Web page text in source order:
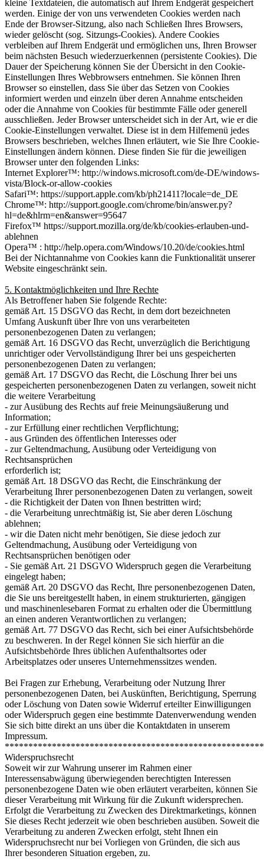
kleine Textdateien, die automatisch auf Ihrem Endgerät gespeichert
werden. Einige der von uns verwendeten Cookies werden nach
Ende der Browser-Sitzung, also nach Schließen Ihres Browsers,
wieder gelöscht (sog. Sitzungs-Cookies). Andere Cookies
verbleiben auf Ihrem Endgerät und ermöglichen uns, Ihren Browser
beim nächsten Besuch wiederzuerkennen (persistente Cookies). Die
Dauer der Speicherung können Sie der Übersicht in den Cookie-
Einstellungen Ihres Webbrowsers entnehmen. Sie können Ihren
Browser so einstellen, dass Sie über das Setzen von Cookies
informiert werden und einzeln über deren Annahme entscheiden
oder die Annahme von Cookies für bestimmte Fälle oder generell
ausschließen. Jeder Browser unterscheidet sich in der Art, wie er die
Cookie-Einstellungen verwaltet. Diese ist in dem Hilfemenü jedes
Browsers beschrieben, welches Ihnen erläutert, wie Sie Ihre Cookie-
Einstellungen ändern können. Diese finden Sie für die jeweiligen
Browser unter den folgenden Links:
Internet Explorer™: http://windows.microsoft.com/de-DE/windows-
vista/Block-or-allow-cookies
Safari™: https://support.apple.com/kb/ph21411?locale=de_DE
Chrome™: http://support.google.com/chrome/bin/answer.py?
hl=de&hlrm=en&answer=95647
Firefox™ https://support.mozilla.org/de/kb/cookies-erlauben-und-
ablehnen
Opera™ : http://help.opera.com/Windows/10.20/de/cookies.html
Bei der Nichtannahme von Cookies kann die Funktionalität unserer
Website eingeschränkt sein.
5. Kontaktmöglichkeiten und Ihre Rechte
Als Betroffener haben Sie folgende Rechte:
gemäß Art. 15 DSGVO das Recht, in dem dort bezeichneten
Umfang Auskunft über Ihre von uns verarbeiteten
personenbezogenen Daten zu verlangen;
gemäß Art. 16 DSGVO das Recht, unverzüglich die Berichtigung
unrichtiger oder Vervollständigung Ihrer bei uns gespeicherten
personenbezogenen Daten zu verlangen;
gemäß Art. 17 DSGVO das Recht, die Löschung Ihrer bei uns
gespeicherten personenbezogenen Daten zu verlangen, soweit nicht
die weitere Verarbeitung
- zur Ausübung des Rechts auf freie Meinungsäußerung und
Information;
- zur Erfüllung einer rechtlichen Verpflichtung;
- aus Gründen des öffentlichen Interesses oder
- zur Geltendmachung, Ausübung oder Verteidigung von
Rechtsansprüchen
erforderlich ist;
gemäß Art. 18 DSGVO das Recht, die Einschränkung der
Verarbeitung Ihrer personenbezogenen Daten zu verlangen, soweit
- die Richtigkeit der Daten von Ihnen bestritten wird;
- die Verarbeitung unrechtmäßig ist, Sie aber deren Löschung
ablehnen;
- wir die Daten nicht mehr benötigen, Sie diese jedoch zur
Geltendmachung, Ausübung oder Verteidigung von
Rechtsansprüchen benötigen oder
- Sie gemäß Art. 21 DSGVO Widerspruch gegen die Verarbeitung
eingelegt haben;
gemäß Art. 20 DSGVO das Recht, Ihre personenbezogenen Daten,
die Sie uns bereitgestellt haben, in einem strukturierten, gängigen
und maschinenlesebaren Format zu erhalten oder die Übermittlung
an einen anderen Verantwortlichen zu verlangen;
gemäß Art. 77 DSGVO das Recht, sich bei einer Aufsichtsbehörde
zu beschweren. In der Regel können Sie sich hierfür an die
Aufsichtsbehörde Ihres üblichen Aufenthaltsortes oder
Arbeitsplatzes oder unseres Unternehmenssitzes wenden.
Bei Fragen zur Erhebung, Verarbeitung oder Nutzung Ihrer
personenbezogenen Daten, bei Auskünften, Berichtigung, Sperrung
oder Löschung von Daten sowie Widerruf erteilter Einwilligungen
oder Widerspruch gegen eine bestimmte Datenverwendung wenden
Sie sich bitte direkt an uns über die Kontaktdaten in unserem
Impressum.
Widerspruchsrecht
Soweit wir zur Wahrung unserer im Rahmen einer
Interessensabwägung überwiegenden berechtigten Interessen
personenbezogene Daten wie oben erläutert verarbeiten, können Sie
dieser Verarbeitung mit Wirkung für die Zukunft widersprechen.
Erfolgt die Verarbeitung zu Zwecken des Direktmarketings, können
Sie dieses Recht jederzeit wie oben beschrieben ausüben. Soweit die
Verarbeitung zu anderen Zwecken erfolgt, steht Ihnen ein
Widerspruchsrecht nur bei Vorliegen von Gründen, die sich aus
Ihrer besonderen Situation ergeben, zu.